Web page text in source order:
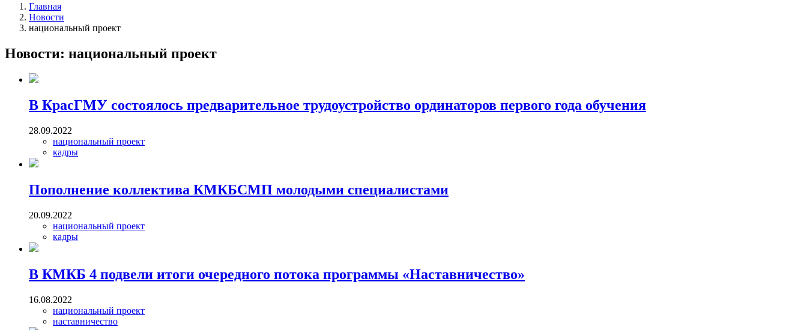
Главная
Новости
национальный проект
Новости: национальный проект
В КрасГМУ состоялось предварительное трудоустройство ординаторов первого года обучения
28.09.2022
национальный проект
кадры
Пополнение коллектива КМКБСМП молодыми специалистами
20.09.2022
национальный проект
кадры
В КМКБ 4 подвели итоги очередного потока программы «Наставничество»
16.08.2022
национальный проект
наставничество